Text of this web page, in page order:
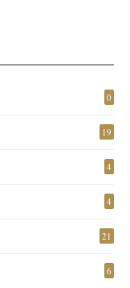
0
19
4
4
21
6